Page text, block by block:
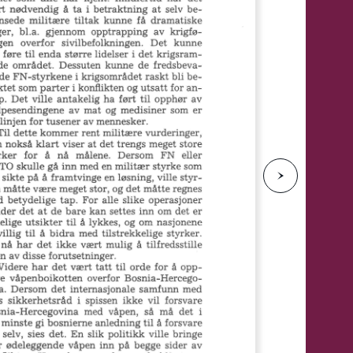
N
e
s
t
e
s
i
d
e